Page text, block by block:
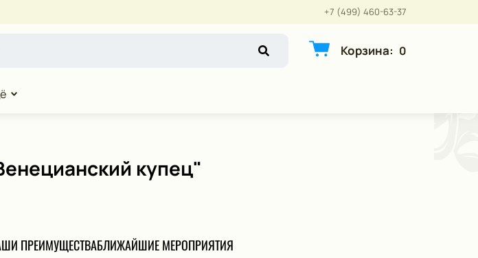
+7 (499) 460-63-37
Корзина: 0
купец"
ПРЕИМУЩЕСТВАБЛИЖАЙШИЕ МЕРОПРИЯТИЯ